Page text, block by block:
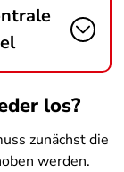
los?
zunächst die
werden.